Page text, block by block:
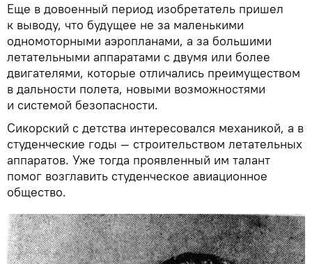
Еще в довоенный период изобретатель пришел
к выводу, что будущее не за маленькими
одномоторными аэропланами, а за большими
летательными аппаратами с двумя или более
двигателями, которые отличались преимуществом
в дальности полета, новыми возможностями
и системой безопасности.
Сикорский с детства интересовался механикой, а в
студенческие годы — строительством летательных
аппаратов. Уже тогда проявленный им талант
помог возглавить студенческое авиационное
общество.